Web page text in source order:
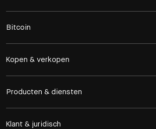
Bitcoin
Kopen & verkopen
Producten & diensten
Klant & juridisch